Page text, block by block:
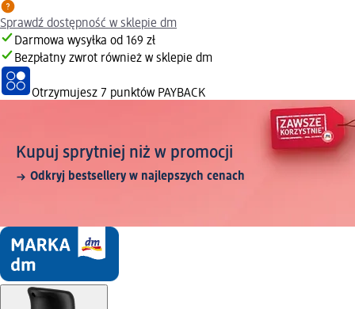
Sprawdź dostępność w sklepie dm
Darmowa wysyłka od 169 zł
Bezpłatny zwrot również w sklepie dm
Otrzymujesz 7 punktów PAYBACK
Kupuj sprytniej niż w promocji
Odkryj bestsellery w najlepszych cenach